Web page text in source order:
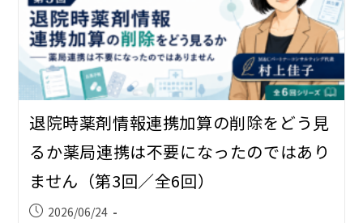
退院時薬剤情報連携加算の削除をどう見
るか――薬局連携は不要になったのではあり
ません（第3回／全6回）
2026/06/24